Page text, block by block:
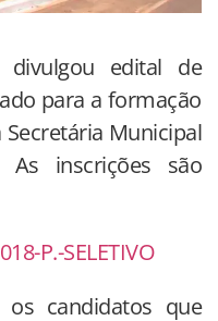
edital de
para a formação
Municipal
As inscrições são
P.-SELETIVO
os candidatos que